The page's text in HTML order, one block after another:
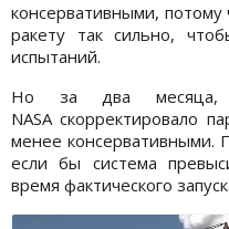
консервативными, потому
ракету так сильно,
испытаний.
Но за два
NASA скорректировало
менее консервативными.
если бы система
время фактического